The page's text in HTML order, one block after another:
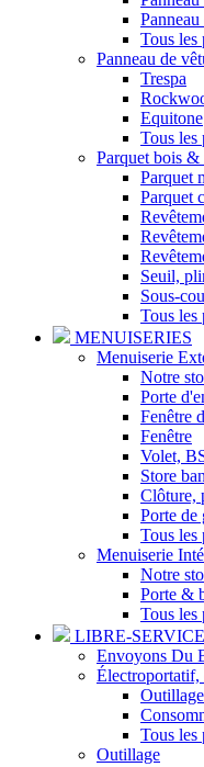
Panneau
Tous les
Panneau de
Trespa
Equitone
Tous les
Parquet bois &
Parquet
Parquet
Seuil,
Sous-
Tous les
MENUISERIES
Menuiserie
Notre
Porte
Fenêtre
Fenêtre
Volet,
Store
Clôture,
Porte de
Tous les
Menuiserie
Notre
Porte &
Tous les
LIBRE-SERVICE
Envoyons Du
Tous les
Outillage